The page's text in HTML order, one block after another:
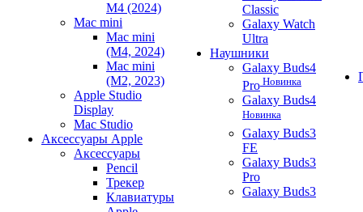
M4 (2024)
Mac mini
Mac mini
(M4, 2024)
Mac mini
(M2, 2023)
Apple Studio
Display
Mac Studio
Аксессуары Apple
Аксессуары
Pencil
Трекер
Клавиатуры
Classic
Galaxy Watch
Ultra
Наушники
Galaxy Buds4
Pro Новинка
Galaxy Buds4
Новинка
Galaxy Buds3
FE
Galaxy Buds3
Pro
Galaxy Buds3